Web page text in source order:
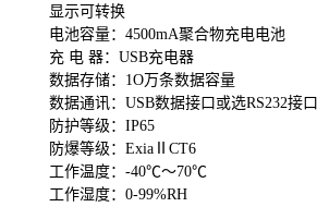
显示可转换
电池容量：4500mA聚合物充电电池
充 电 器：USB充电器
数据存储：1O万条数据容量
数据通讯：USB数据接口或选RS232接口
防护等级： IP65
防爆等级：ExiaⅡCT6
工作温度： -40℃～70℃
工作湿度： 0-99%RH